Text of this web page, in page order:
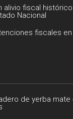
alivio fiscal
Nacional
fiscales
de yerba mate